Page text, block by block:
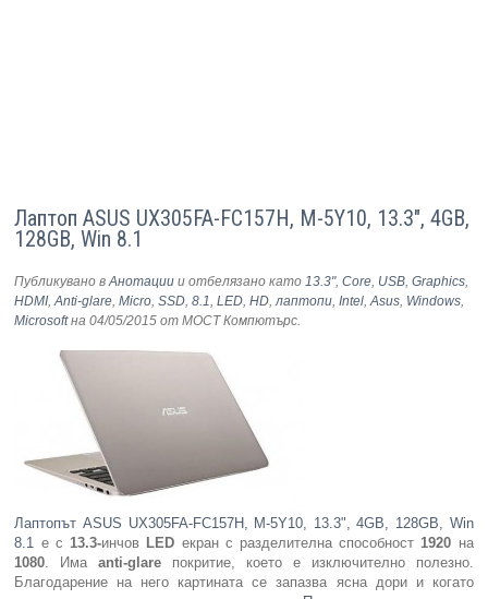
Лаптоп ASUS UX305FA-FC157H, M-5Y10, 13.3", 4GB,
128GB, Win 8.1
Публикувано вАнотации и отбелязано като13.3",Core, USB,Graphics,
HDMI,Anti-glare,Micro,SSD,8.1,LED,HD,лаптопи,Intel,Asus, Windows,
Microsoftна 04/05/2015 от МОСТ Компютърс.
Лаптопът ASUS UX305FA-FC157H, M-5Y10, 13.3", 4GB, 128GB, Win
8.1 е с13.3-инчов LED екран с разделителна способност1920 на
1080. Имаanti-glare покритие, което е изключително полезно.
Благодарение на него картината се запазва ясна дори и когато